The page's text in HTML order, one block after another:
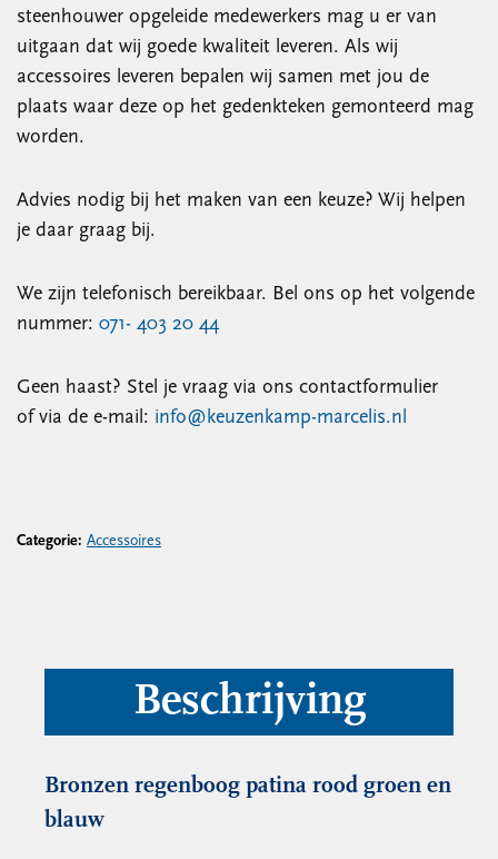
steenhouwer opgeleide medewerkers mag u er van
uitgaan dat wij goede kwaliteit leveren. Als wij
accessoires leveren bepalen wij samen met jou de
plaats waar deze op het gedenkteken gemonteerd mag
worden.
Advies nodig bij het maken van een keuze? Wij helpen
je daar graag bij.
We zijn telefonisch bereikbaar. Bel ons op het volgende
nummer: 071- 403 20 44
Geen haast? Stel je vraag via ons contactformulier
of via de e-mail: info@keuzenkamp-marcelis.nl
Categorie: Accessoires
Beschrijving
Bronzen regenboog patina rood groen en
blauw